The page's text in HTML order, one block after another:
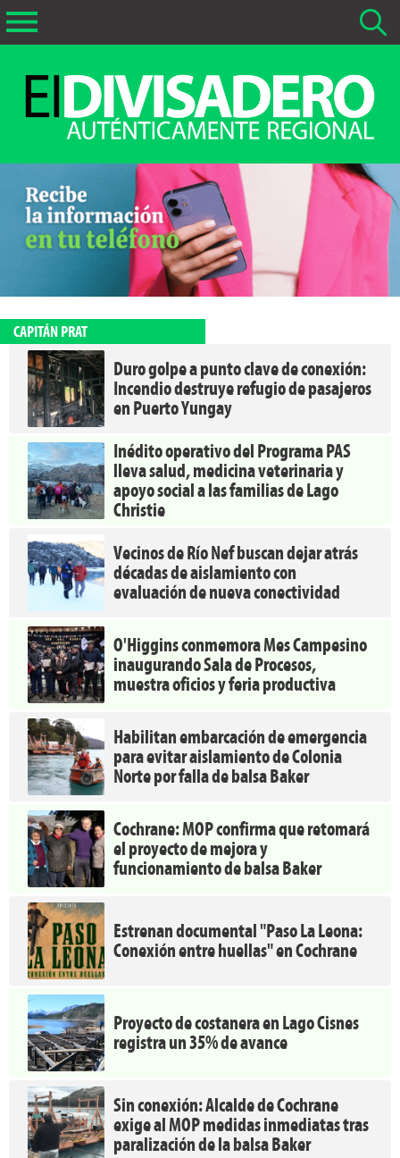
La fecha más antigua por defecto que se buscará es 01-02-
Buscar notas anteriores a 01-02-2026
CAPITÁN PRAT
Duro golpe a punto clave de conexión:
Incendio destruye refugio de pasajeros
en Puerto Yungay
Inédito operativo del Programa PAS
lleva salud, medicina veterinaria y
apoyo social a las familias de Lago
Christie
Vecinos de Río Nef buscan dejar atrás
décadas de aislamiento con
evaluación de nueva conectividad
O'Higgins conmemora Mes Campesino
inaugurando Sala de Procesos,
muestra oficios y feria productiva
Habilitan embarcación de emergencia
para evitar aislamiento de Colonia
Norte por falla de balsa Baker
Cochrane: MOP confirma que retomará
el proyecto de mejora y
funcionamiento de balsa Baker
Estrenan documental "Paso La Leona:
Conexión entre huellas" en Cochrane
Proyecto de costanera en Lago Cisnes
registra un 35% de avance
Sin conexión: Alcalde de Cochrane
exige al MOP medidas inmediatas tras
paralización de la balsa Baker